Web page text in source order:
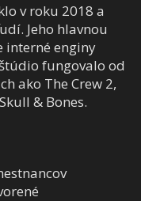
v roku 2018 a
Jeho hlavnou
interné enginy
fungovalo od
ako The Crew 2,
& Bones.